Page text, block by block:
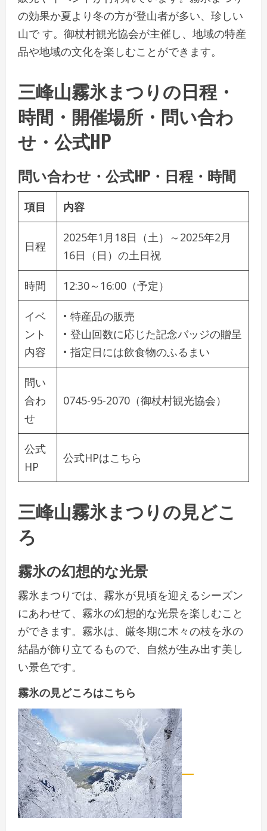
の効果か夏より冬の方が登山者が多い、珍しい
山で す。御杖村観光協会が主催し、地域の特産
品や地域の文化を楽しむことができます。
三峰山霧氷まつりの日程・
時間・開催場所・問い合わ
せ・公式HP
問い合わせ・公式HP・日程・時間
項目 内容
日程
2025年1月18日（土）～2025年2月
16日（日）の土日祝
時間 12:30～16:00（予定）
イベ
ント
内容
• 特産品の販売
• 登山回数に応じた記念バッジの贈呈
• 指定日には飲食物のふるまい
問い
合わ
せ
0745-95-2070（御杖村観光協会）
公式
HP
公式HPはこちら
三峰山霧氷まつりの見どこ
ろ
霧氷の幻想的な光景
霧氷まつりでは、霧氷が見頃を迎えるシーズン
にあわせて、霧氷の幻想的な光景を楽しむこと
ができます。霧氷は、厳冬期に木々の枝を氷の
結晶が飾り立てるもので、自然が生み出す美し
い景色です。
霧氷の見どころはこちら